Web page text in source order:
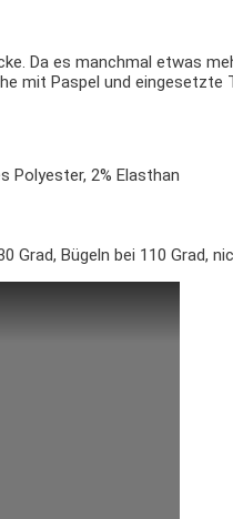
Da es manchmal etwas
mit Paspel und eingesetzte
Polyester, 2% Elasthan
Grad, Bügeln bei 110 Grad,